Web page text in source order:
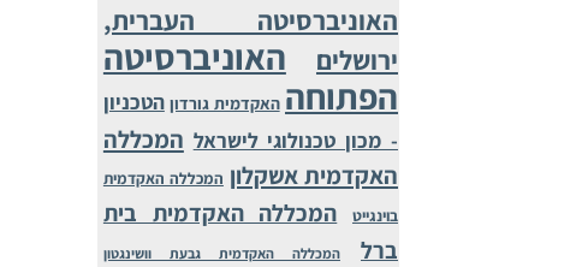
האוניברסיטה העברית,
ירושלים
האוניברסיטה
הפתוחה האקדמית גורדון הטכניון
- מכון טכנולוגי לישראל המכללה
האקדמית אשקלון המכללה האקדמית
בוינגייט
המכללה האקדמית בית
ברל
המכללה האקדמית גבעת וושינגטון